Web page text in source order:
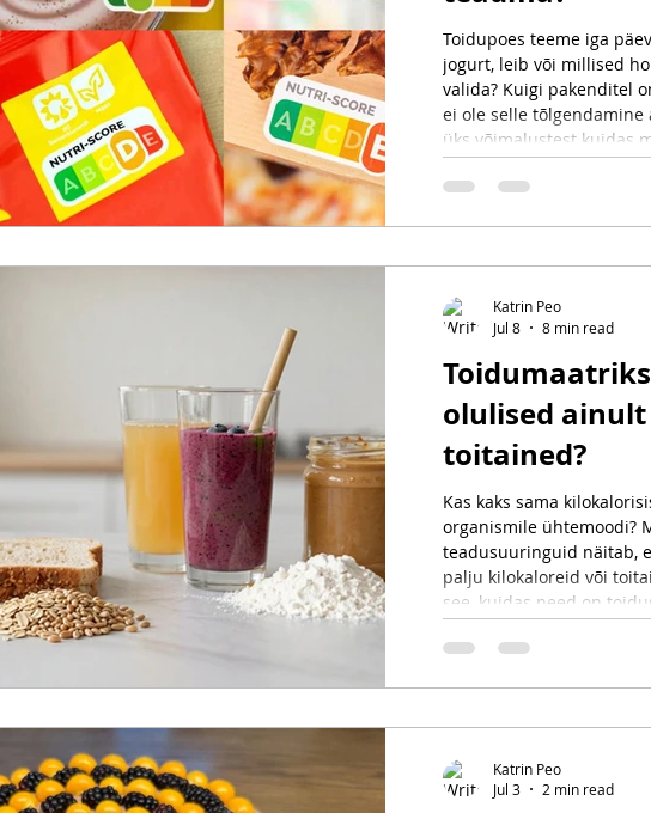
Toidupoes teeme iga
jogurt, leib või millised
valida? Kuigi pakenditel
ei ole selle
üks võimalustest kuidas
tarbijale lihtsamaks.
Nutri-Score, kuidas see
olulised
toitained?
Kas kaks sama
organismile ühtemoodi?
teadusuuringuid näitab,
palju kilokaloreid või
see, kuidas need on
saad teada, mis on
mõjutab seedimist,
Katrin Peo
Jul 8
8 min read
Katrin Peo
Jul 3
2 min read